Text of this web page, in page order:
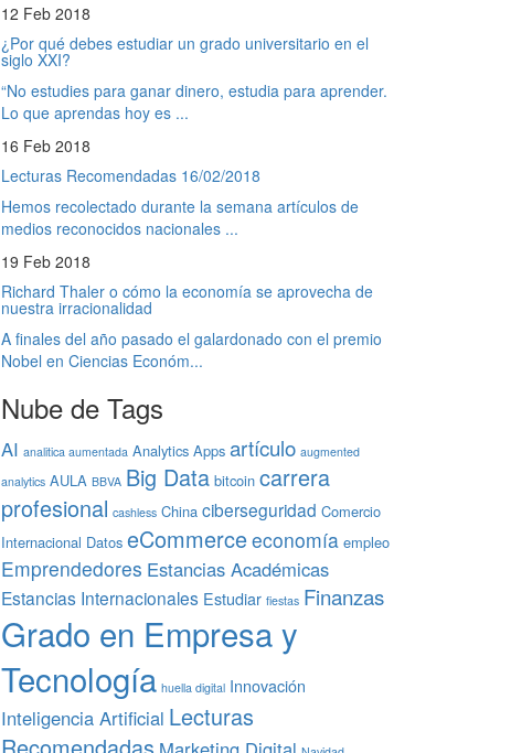
12 Feb 2018
¿Por qué debes estudiar un grado universitario en el
siglo XXI?
“No estudies para ganar dinero, estudia para aprender.
Lo que aprendas hoy es ...
16 Feb 2018
Lecturas Recomendadas 16/02/2018
Hemos recolectado durante la semana artículos de
medios reconocidos nacionales ...
19 Feb 2018
Richard Thaler o cómo la economía se aprovecha de
nuestra irracionalidad
A finales del año pasado el galardonado con el premio
Nobel en Ciencias Económ...
Nube de Tags
AI analitica aumentada Analytics Apps artículo augmented
analytics AULA BBVA Big Data bitcoin carrera
profesional cashless China ciberseguridad Comercio
Internacional Datos eCommerceeconomía empleo
Emprendedores Estancias Académicas
Estancias Internacionales Estudiar fiestas Finanzas
Grado en Empresa y
Tecnología huella digital Innovación
Inteligencia Artificial Lecturas
Recomendadas